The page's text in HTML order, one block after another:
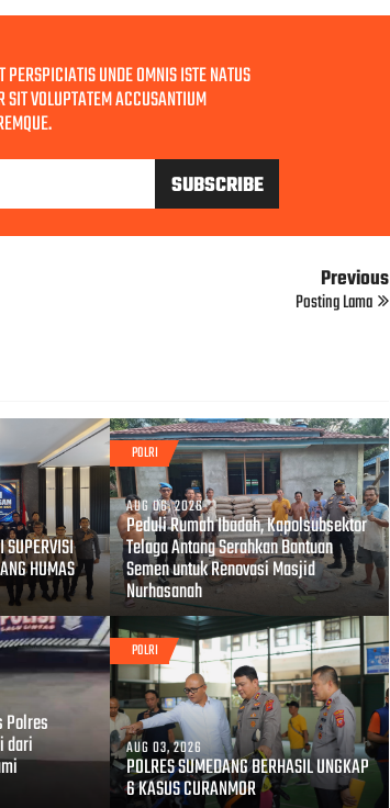
PERSPICIATIS UNDE OMNIS ISTE NATUS
SIT VOLUPTATEM ACCUSANTIUM
Previous
Posting Lama
SUPERVISI
HUMAS
POLRI
AUG 06, 2026
Peduli Rumah Ibadah, Kapolsubsektor
Telaga Antang Serahkan Bantuan
Semen untuk Renovasi Masjid
Nurhasanah
Polres
dari
POLRI
AUG 03, 2026
POLRES SUMEDANG BERHASIL UNGKAP
6 KASUS CURANMOR